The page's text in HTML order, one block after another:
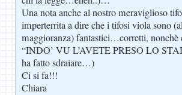
Una nota anche al nostro meraviglioso
imperterrita a dire che i tifosi viola sono
maggioranza) fantastici…corretti, nonchè
“INDO’ VU L’AVETE PRESO LO
ha fatto sdraiare…)
Ci si fa!!!
Chiara